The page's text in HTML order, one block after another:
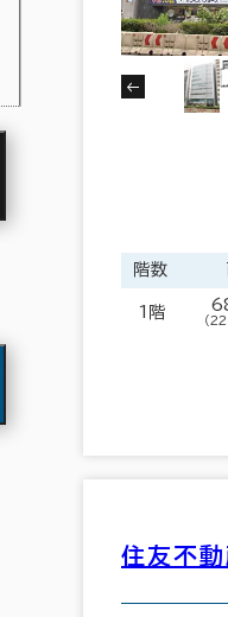
階数
1階 （
住友不